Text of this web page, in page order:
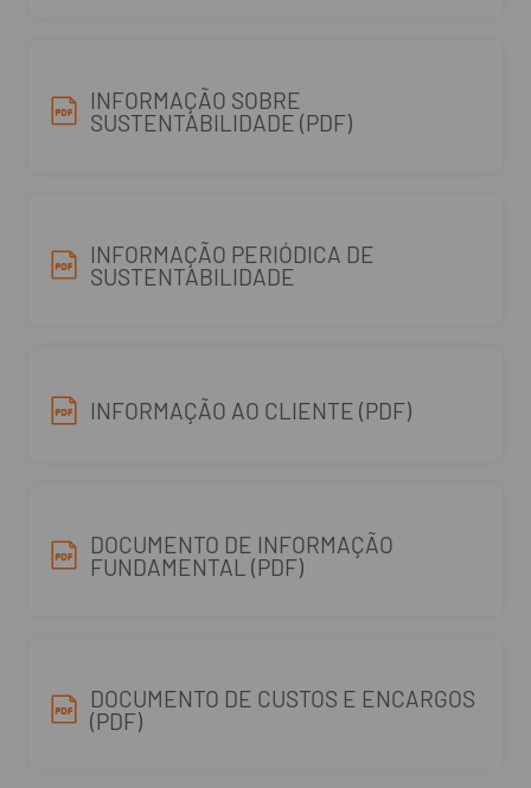
INFORMAÇÃO SOBRE
SUSTENTABILIDADE (PDF)
INFORMAÇÃO PERIÓDICA DE
SUSTENTABILIDADE
INFORMAÇÃO AO CLIENTE (PDF)
DOCUMENTO DE INFORMAÇÃO
FUNDAMENTAL (PDF)
DOCUMENTO DE CUSTOS E ENCARGOS
(PDF)